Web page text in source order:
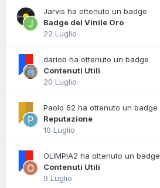
Jarvis ha ottenuto un badge
Badge del Vinile Oro
22 Luglio
dariob ha ottenuto un badge
Contenuti Utili
20 Luglio
Paolo 62 ha ottenuto un badge
Reputazione
10 Luglio
OLIMPIA2 ha ottenuto un badge
Contenuti Utili
9 Luglio